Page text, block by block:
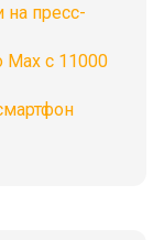
на пресс-
Max с 11000